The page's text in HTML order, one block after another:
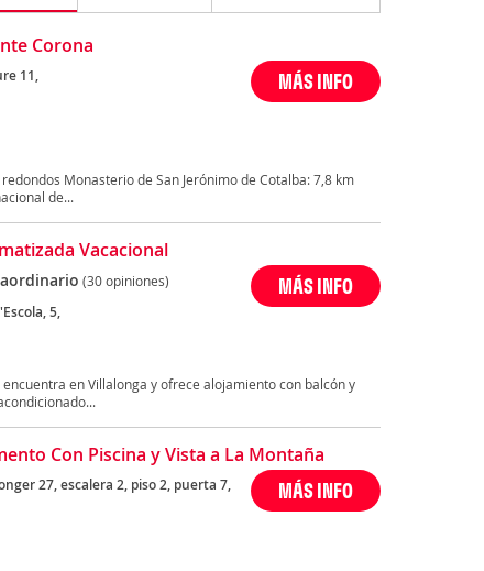
Corona
11, MÁS INFO
Monasterio de San Jerónimo de Cotalba: 7,8 km
de...
Vacacional
(30 opiniones)
5,
MÁS INFO
encuentra en Villalonga y ofrece alojamiento con balcón y
Con Piscina y Vista a La Montaña
27, escalera 2, piso 2, puerta 7, MÁS INFO